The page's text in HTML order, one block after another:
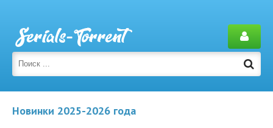
Новинки 2025-2026 года